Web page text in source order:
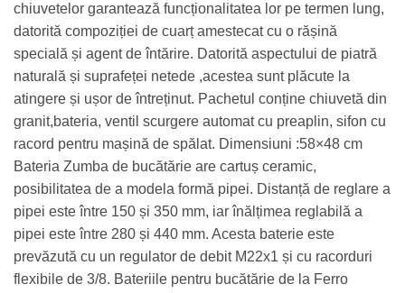
chiuvetelor garantează funcționalitatea lor pe termen lung,
datorită compoziției de cuarț amestecat cu o rășină
specială și agent de întărire. Datorită aspectului de piatră
naturală și suprafeței netede ,acestea sunt plăcute la
atingere și ușor de întreținut. Pachetul conține chiuvetă din
granit,bateria, ventil scurgere automat cu preaplin, sifon cu
racord pentru mașină de spălat. Dimensiuni :58×48 cm
Bateria Zumba de bucătărie are cartuș ceramic,
posibilitatea de a modela formă pipei. Distanță de reglare a
pipei este între 150 și 350 mm, iar înălțimea reglabilă a
pipei este între 280 și 440 mm. Acesta baterie este
prevăzută cu un regulator de debit M22x1 și cu racorduri
flexibile de 3/8. Bateriile pentru bucătărie de la Ferro